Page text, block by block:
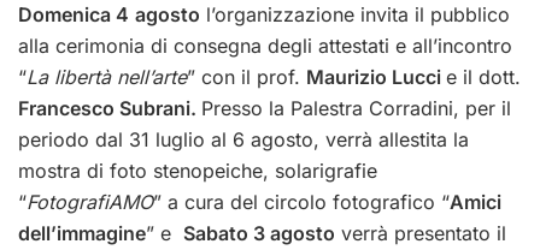
Domenica 4 agosto l’organizzazione invita il pubblico
alla cerimonia di consegna degli attestati e all’incontro
“La libertà nell’arte” con il prof. Maurizio Lucci e il dott.
Francesco Subrani. Presso la Palestra Corradini, per il
periodo dal 31 luglio al 6 agosto, verrà allestita la
mostra di foto stenopeiche, solarigrafie
“FotografiAMO” a cura del circolo fotografico “Amici
dell’immagine” e Sabato 3 agosto verrà presentato il